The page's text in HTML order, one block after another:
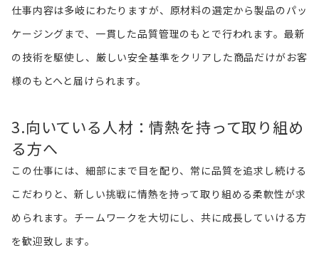
仕事内容は多岐にわたりますが、原材料の選定から製品のパッ
ケージングまで、一貫した品質管理のもとで行われます。最新
の技術を駆使し、厳しい安全基準をクリアした商品だけがお客
様のもとへと届けられます。
3.向いている人材：情熱を持って取り組め
る方へ
この仕事には、細部にまで目を配り、常に品質を追求し続ける
こだわりと、新しい挑戦に情熱を持って取り組める柔軟性が求
められます。チームワークを大切にし、共に成長していける方
を歓迎致します。